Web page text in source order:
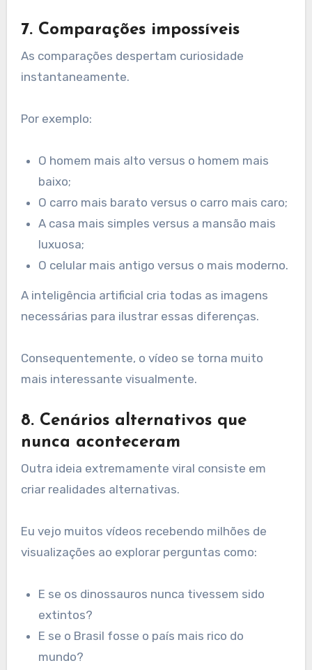
7. Comparações impossíveis
As comparações despertam curiosidade
instantaneamente.
Por exemplo:
O homem mais alto versus o homem mais
baixo;
O carro mais barato versus o carro mais caro;
A casa mais simples versus a mansão mais
luxuosa;
O celular mais antigo versus o mais moderno.
A inteligência artificial cria todas as imagens
necessárias para ilustrar essas diferenças.
Consequentemente, o vídeo se torna muito
mais interessante visualmente.
8. Cenários alternativos que
nunca aconteceram
Outra ideia extremamente viral consiste em
criar realidades alternativas.
Eu vejo muitos vídeos recebendo milhões de
visualizações ao explorar perguntas como:
E se os dinossauros nunca tivessem sido
extintos?
E se o Brasil fosse o país mais rico do
mundo?